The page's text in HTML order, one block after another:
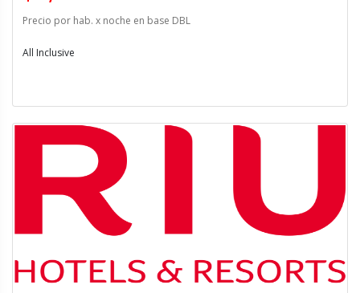
Precio por hab. x noche en base DBL
All Inclusive